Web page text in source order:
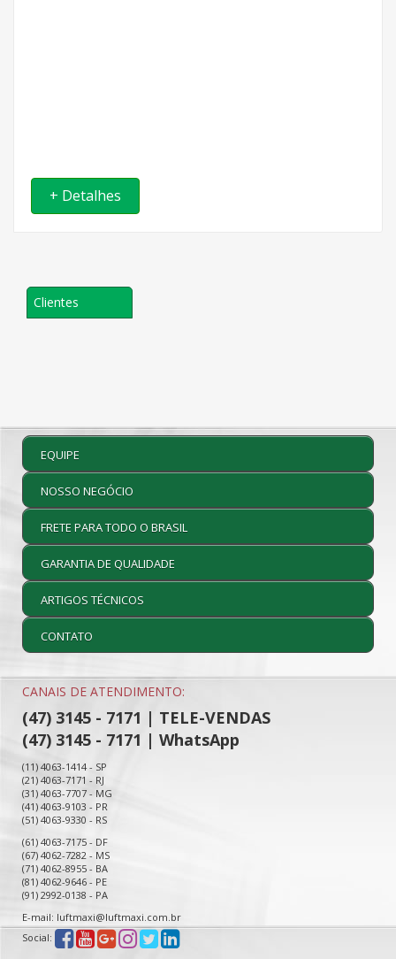
+ Detalhes
Clientes
EQUIPE
NOSSO NEGÓCIO
FRETE PARA TODO O BRASIL
GARANTIA DE QUALIDADE
ARTIGOS TÉCNICOS
CONTATO
CANAIS DE ATENDIMENTO:
(47) 3145 - 7171 | TELE-VENDAS
(47) 3145 - 7171 | WhatsApp
(11) 4063-1414 - SP
(21) 4063-7171 - RJ
(31) 4063-7707 - MG
(41) 4063-9103 - PR
(51) 4063-9330 - RS
(61) 4063-7175 - DF
(67) 4062-7282 - MS
(71) 4062-8955 - BA
(81) 4062-9646 - PE
(91) 2992-0138 - PA
E-mail: luftmaxi@luftmaxi.com.br
Social: